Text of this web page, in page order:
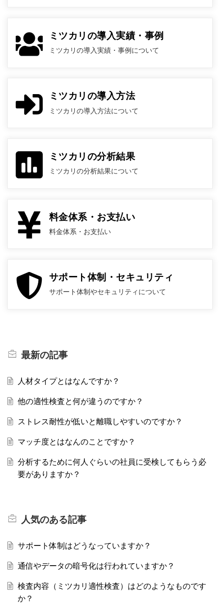
ミツカリの導入実績・事例
ミツカリの導入実績・事例について
ミツカリの導入方法
ミツカリの導入方法について
ミツカリの分析結果
ミツカリの分析結果について
料金体系・お支払い
料金体系・お支払い
サポート体制・セキュリティ
サポート体制やセキュリティについて
最新の記事
人材タイプとはなんですか？
他の適性検査と何が違うのですか？
ストレス耐性が低いと離職しやすいのですか？
マッチ度とはなんのことですか？
分析するために何人ぐらいの社員に受検してもらう必
要がありますか？
人気のある記事
サポート体制はどうなっていますか？
通信やデータの暗号化は行われていますか？
検査内容（ミツカリ適性検査）はどのようなものです
か？